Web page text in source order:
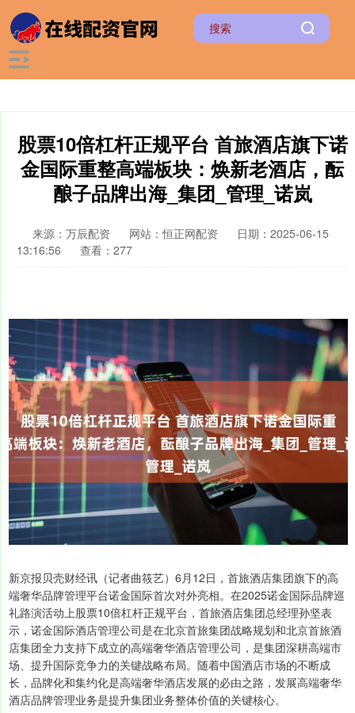
股票10倍杠杆正规平台 首旅酒店旗下诺
金国际重整高端板块：焕新老酒店，酝
酿子品牌出海_集团_管理_诺岚
来源：万辰配资 网站：恒正网配资
日期：2025-06-15
13:16:56
查看：277
新京报贝壳财经讯（记者曲筱艺）6月12日，首旅酒店集团旗下的高
端奢华品牌管理平台诺金国际首次对外亮相。在2025诺金国际品牌巡
礼路演活动上股票10倍杠杆正规平台，首旅酒店集团总经理孙坚表
示，诺金国际酒店管理公司是在北京首旅集团战略规划和北京首旅酒
店集团全力支持下成立的高端奢华酒店管理公司，是集团深耕高端市
场、提升国际竞争力的关键战略布局。随着中国酒店市场的不断成
长，品牌化和集约化是高端奢华酒店发展的必由之路，发展高端奢华
酒店品牌管理业务是提升集团业务整体价值的关键核心。